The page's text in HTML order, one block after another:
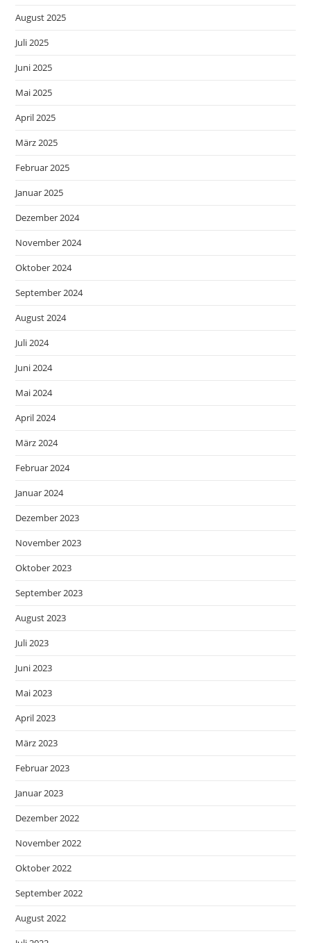
August 2025
Juli 2025
Juni 2025
Mai 2025
April 2025
März 2025
Februar 2025
Januar 2025
Dezember 2024
November 2024
Oktober 2024
September 2024
August 2024
Juli 2024
Juni 2024
Mai 2024
April 2024
März 2024
Februar 2024
Januar 2024
Dezember 2023
November 2023
Oktober 2023
September 2023
August 2023
Juli 2023
Juni 2023
Mai 2023
April 2023
März 2023
Februar 2023
Januar 2023
Dezember 2022
November 2022
Oktober 2022
September 2022
August 2022